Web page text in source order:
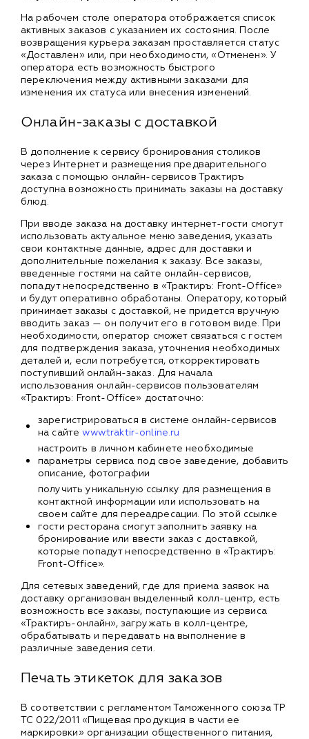
На рабочем столе оператора отображается список
активных заказов с указанием их состояния. После
возвращения курьера заказам проставляется статус
«Доставлен» или, при необходимости, «Отменен». У
оператора есть возможность быстрого
переключения между активными заказами для
изменения их статуса или внесения изменений.
Онлайн-заказы с доставкой
В дополнение к сервису бронирования столиков
через Интернет и размещения предварительного
заказа с помощью онлайн-сервисов Трактиръ
доступна возможность принимать заказы на доставку
блюд.
При вводе заказа на доставку интернет-гости смогут
использовать актуальное меню заведения, указать
свои контактные данные, адрес для доставки и
дополнительные пожелания к заказу. Все заказы,
введенные гостями на сайте онлайн-сервисов,
попадут непосредственно в «Трактиръ: Front-Office»
и будут оперативно обработаны. Оператору, который
принимает заказы с доставкой, не придется вручную
вводить заказ — он получит его в готовом виде. При
необходимости, оператор сможет связаться с гостем
для подтверждения заказа, уточнения необходимых
деталей и, если потребуется, откорректировать
поступивший онлайн-заказ. Для начала
использования онлайн-сервисов пользователям
«Трактиръ: Front-Office» достаточно:
зарегистрироваться в системе онлайн-сервисов
на сайтеwww.traktir-online.ru
настроить в личном кабинете необходимые
параметры сервиса под свое заведение, добавить
описание, фотографии
получить уникальную ссылку для размещения в
контактной информации или использовать на
своем сайте для переадресации. По этой ссылке
гости ресторана смогут заполнить заявку на
бронирование или ввести заказ с доставкой,
которые попадут непосредственно в «Трактиръ:
Front-Office».
Для сетевых заведений, где для приема заявок на
доставку организован выделенный колл-центр, есть
возможность все заказы, поступающие из сервиса
«Трактиръ-онлайн», загружать в колл-центре,
обрабатывать и передавать на выполнение в
различные заведения сети.
Печать этикеток для заказов
В соответствии с регламентом Таможенного союза ТР
ТС 022/2011 «Пищевая продукция в части ее
маркировки» организации общественного питания,